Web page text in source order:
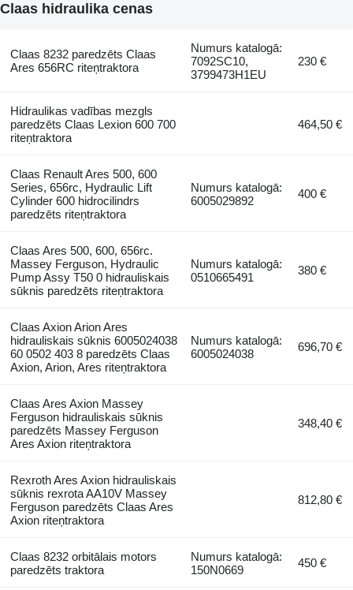
Claas hidraulika cenas
Claas 8232 paredzēts Claas
Ares 656RC riteņtraktora
Numurs katalogā:
7092SC10,
3799473H1EU
230 €
Hidraulikas vadības mezgls
paredzēts Claas Lexion 600 700
riteņtraktora
464,50 €
Claas Renault Ares 500, 600
Series, 656rc, Hydraulic Lift
Cylinder 600 hidrocilindrs
paredzēts riteņtraktora
Numurs katalogā:
6005029892
400 €
Claas Ares 500, 600, 656rc.
Massey Ferguson, Hydraulic
Pump Assy T50 0 hidrauliskais
sūknis paredzēts riteņtraktora
Numurs katalogā:
0510665491
380 €
Claas Axion Arion Ares
hidrauliskais sūknis 6005024038
60 0502 403 8 paredzēts Claas
Axion, Arion, Ares riteņtraktora
Numurs katalogā:
6005024038
696,70 €
Claas Ares Axion Massey
Ferguson hidrauliskais sūknis
paredzēts Massey Ferguson
Ares Axion riteņtraktora
348,40 €
Rexroth Ares Axion hidrauliskais
sūknis rexrota AA10V Massey
Ferguson paredzēts Claas Ares
Axion riteņtraktora
812,80 €
Claas 8232 orbitālais motors
paredzēts traktora
Numurs katalogā:
150N0669
450 €